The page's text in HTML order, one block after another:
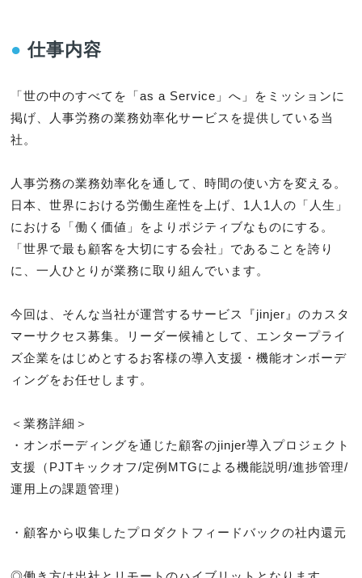
● 仕事内容
「世の中のすべてを「as a Service」へ」をミッションに
掲げ、人事労務の業務効率化サービスを提供している当
社。
人事労務の業務効率化を通して、時間の使い方を変える。
日本、世界における労働生産性を上げ、1人1人の「人生」
における「働く価値」をよりポジティブなものにする。
「世界で最も顧客を大切にする会社」であることを誇り
に、一人ひとりが業務に取り組んでいます。
今回は、そんな当社が運営するサービス『jinjer』のカスタ
マーサクセス募集。リーダー候補として、エンタープライ
ズ企業をはじめとするお客様の導入支援・機能オンボーデ
ィングをお任せします。
＜業務詳細＞
・オンボーディングを通じた顧客のjinjer導入プロジェクト
支援（PJTキックオフ/定例MTGによる機能説明/進捗管理/
運用上の課題管理）
・顧客から収集したプロダクトフィードバックの社内還元